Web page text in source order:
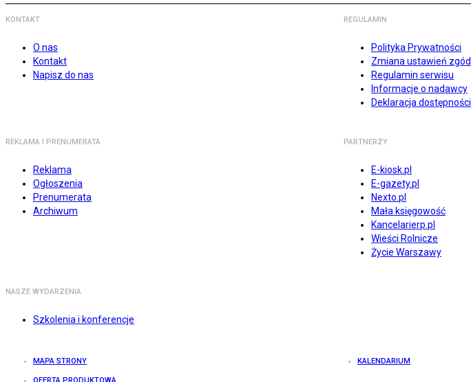
KONTAKT
O nas
Kontakt
Napisz do nas
REGULAMIN
Polityka Prywatności
Zmiana ustawień zgód
Regulamin serwisu
Informacje o nadawcy
Deklaracja dostępności
REKLAMA I PRENUMERATA
Reklama
Ogłoszenia
Prenumerata
Archiwum
PARTNERZY
E-kiosk.pl
E-gazety.pl
Nexto.pl
Mała księgowość
Kancelarierp.pl
Wieści Rolnicze
Życie Warszawy
NASZE WYDARZENIA
Szkolenia i konferencje
MAPA STRONY KALENDARIUM